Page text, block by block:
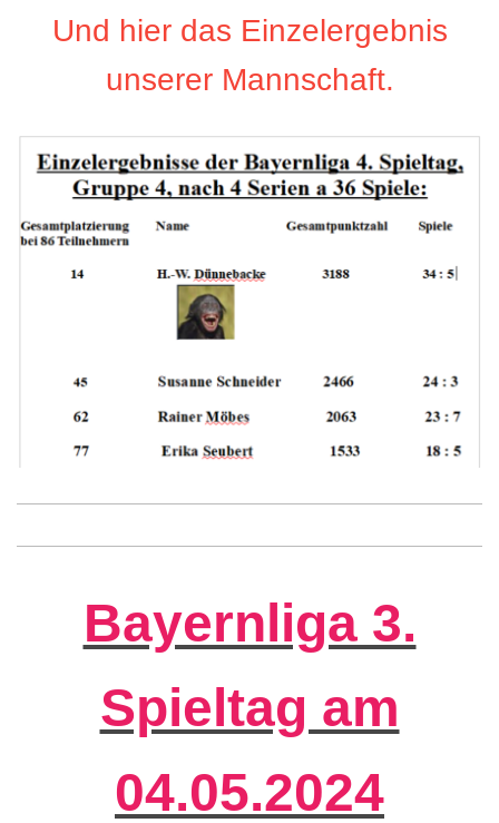
Und hier das Einzelergebnis
unserer Mannschaft.
Bayernliga 3.
Spieltag am
04.05.2024